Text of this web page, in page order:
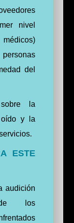
nivel
del
la
oído y la
ESTE
audición
de los